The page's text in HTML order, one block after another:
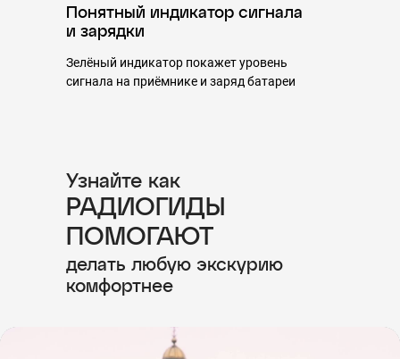
Понятный индикатор сигнала
и зарядки
Зелёный индикатор покажет уровень
сигнала на приёмнике и заряд батареи
РАДИОГИДЫ
ПОМОГАЮТ
делать любую экскурию
комфортнее
Узнайте как